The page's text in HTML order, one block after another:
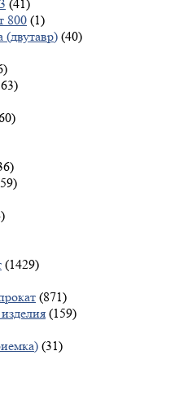
(41)
800 (1)
(двутавр) (40)
(1429)
(871)
(159)
(31)